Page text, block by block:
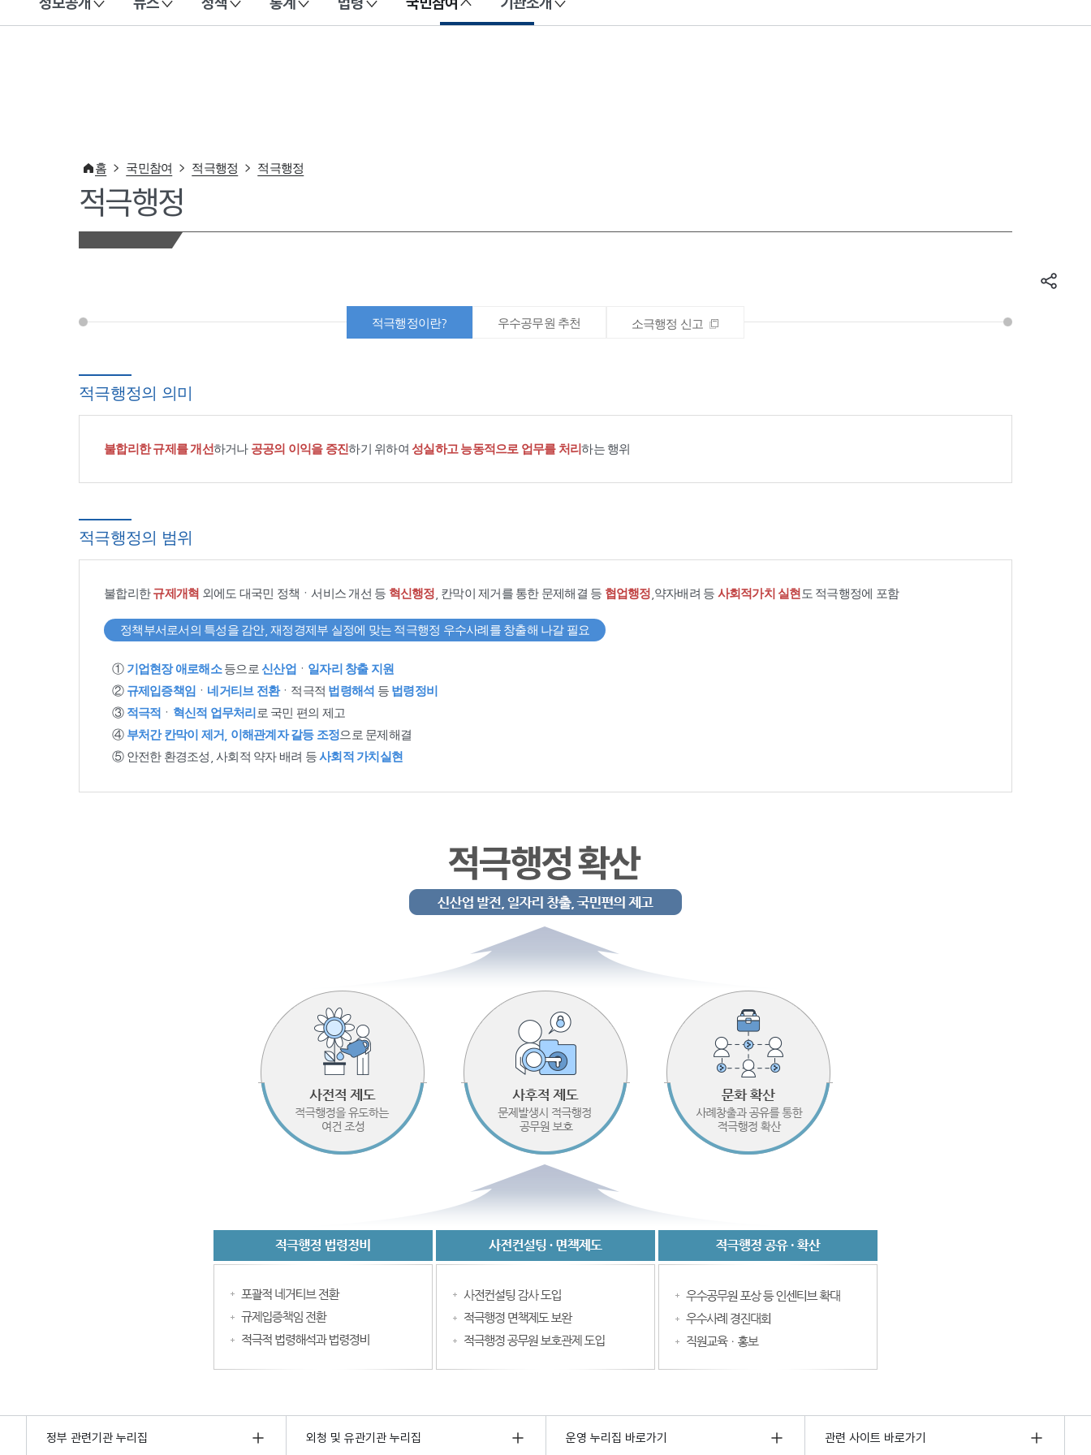
이 누리집은 대한민국 공식 전자정부 누리집입니다.
홈 국민참여 적극행정 적극행정
적극행정
적극행정이란? 우수공무원 추천 소극행정 신고
적극행정의 의미
불합리한 규제를 개선하거나 공공의 이익을 증진하기 위하여 성실하고 능동적으로 업무를 처리하는 행위
적극행정의 범위
불합리한규제개혁 외에도 대국민 정책ㆍ서비스 개선 등 혁신행정 , 칸막이 제거를 통한 문제해결 등 협업행정 ,약자배려 등 사회적가치 실현 도 적극행정에 포함
정책부서로서의 특성을 감안, 재정경제부 실정에 맞는 적극행정 우수사례를 창출해 나갈 필요
① 기업현장 애로해소등으로 신산업 ㆍ 일자리 창출 지원
② 규제입증책임 ㆍ 네거티브 전환ㆍ적극적 법령해석 등 법령정비
③ 적극적 ㆍ 혁신적 업무처리 로 국민 편의 제고
④ 부처간 칸막이 제거, 이해관계자 갈등 조정으로 문제해결
⑤ 안전한 환경조성, 사회적 약자 배려 등사회적 가치실현
정부 관련기관 누리집 외청 및 유관기관 누리집 운영 누리집 바로가기 관련 사이트 바로가기